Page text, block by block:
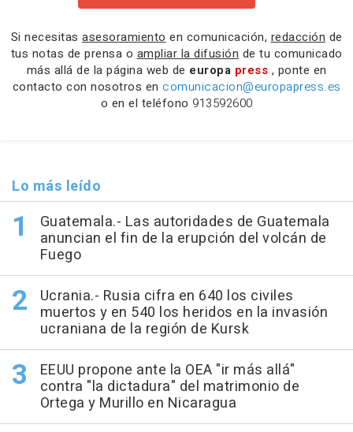
Si necesitas asesoramiento en comunicación, redacción de
tus notas de prensa o ampliar la difusión de tu comunicado
más allá de la página web de europa press , ponte en
contacto con nosotros en comunicacion@europapress.es
o en el teléfono 913592600
Lo más leído
Guatemala.- Las autoridades de Guatemala
anuncian el fin de la erupción del volcán de
Fuego
Ucrania.- Rusia cifra en 640 los civiles
muertos y en 540 los heridos en la invasión
ucraniana de la región de Kursk
EEUU propone ante la OEA "ir más allá"
contra "la dictadura" del matrimonio de
Ortega y Murillo en Nicaragua